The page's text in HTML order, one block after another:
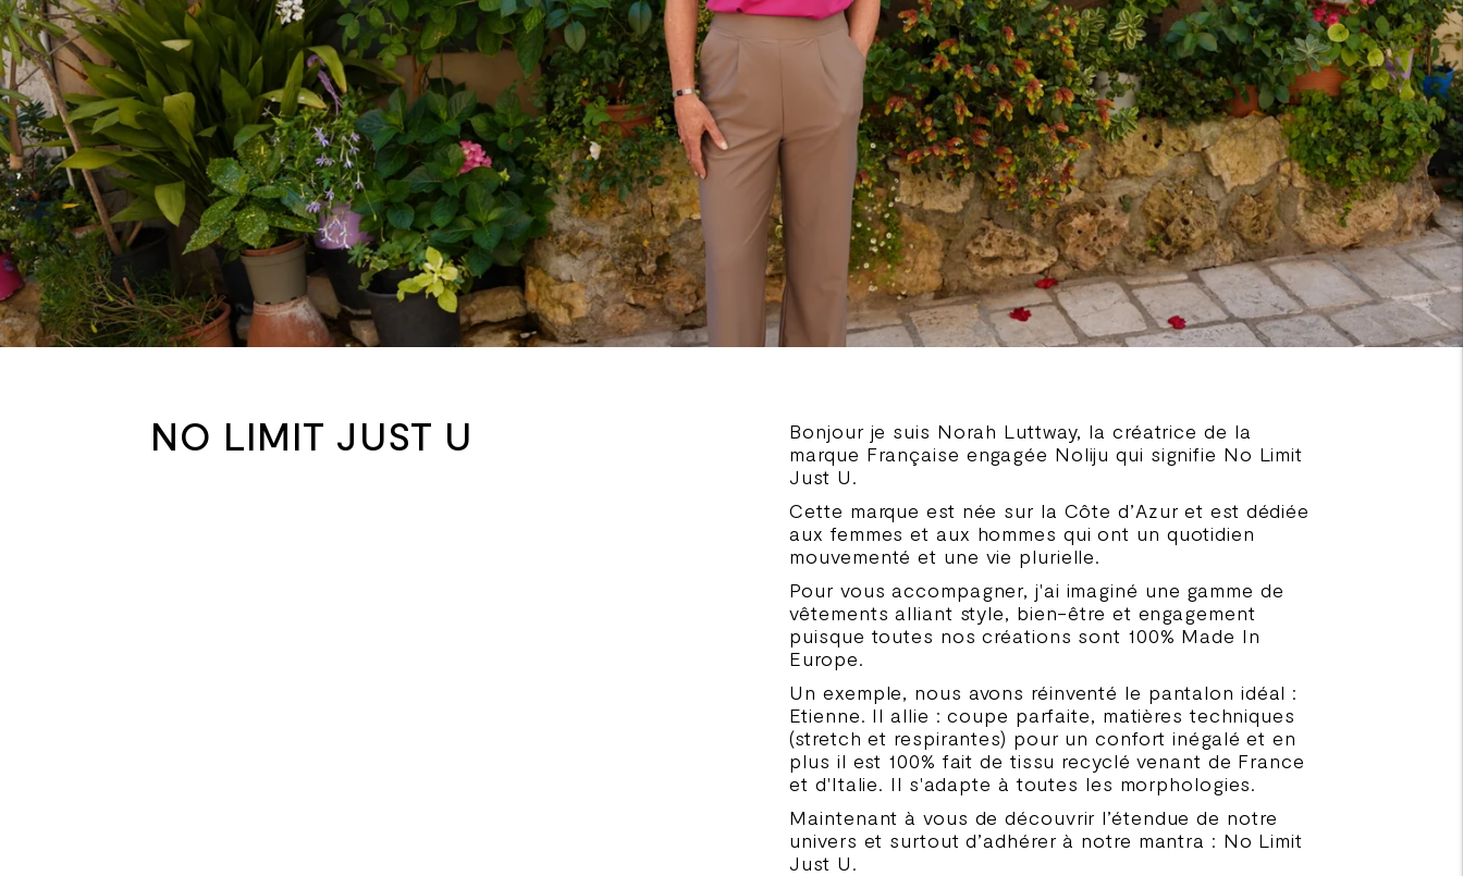
NO LIMIT JUST U
Bonjour je suis Norah Luttway, la créatrice de la
marque Française engagée Noliju qui signifie No Limit
Just U.
Cette marque est née sur la Côte d’Azur et est dédiée
aux femmes et aux hommes qui ont un quotidien
mouvementé et une vie plurielle.
Pour vous accompagner, j'ai imaginé une gamme de
vêtements alliant style, bien-être et engagement
puisque toutes nos créations sont 100% Made In
Europe.
Un exemple, nous avons réinventé le pantalon idéal :
Etienne. Il allie : coupe parfaite, matières techniques
(stretch et respirantes) pour un confort inégalé et en
plus il est 100% fait de tissu recyclé venant de France
et d'Italie. Il s'adapte à toutes les morphologies.
Maintenant à vous de découvrir l’étendue de notre
univers et surtout d’adhérer à notre mantra : No Limit
Just U.